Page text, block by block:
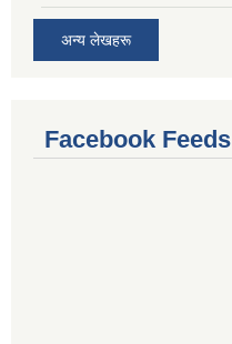
अन्य लेखहरू
Facebook Feeds